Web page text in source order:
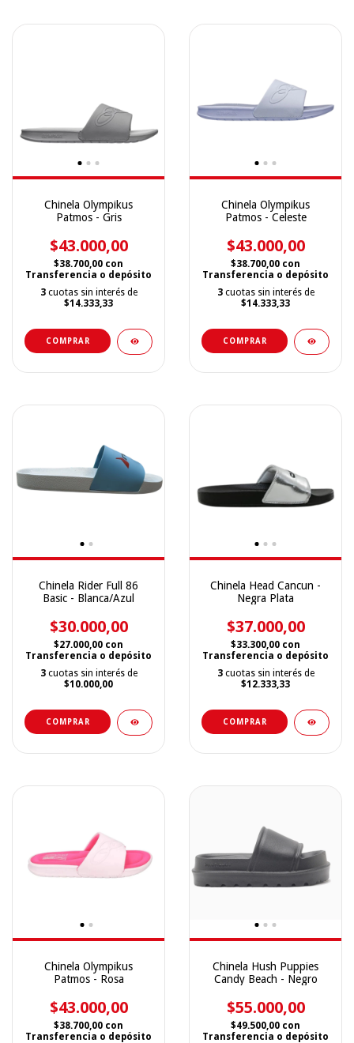
Chinela Olympikus
Patmos - Gris
$43.000,00
$38.700,00 con
Transferencia o depósito
3 cuotas sin interés de
$14.333,33
COMPRAR
Chinela Olympikus
Patmos - Celeste
$43.000,00
$38.700,00 con
Transferencia o depósito
3 cuotas sin interés de
$14.333,33
COMPRAR
Chinela Rider Full 86
Basic - Blanca/Azul
$30.000,00
$27.000,00 con
Transferencia o depósito
3 cuotas sin interés de
$10.000,00
COMPRAR
Chinela Head Cancun -
Negra Plata
$37.000,00
$33.300,00 con
Transferencia o depósito
3 cuotas sin interés de
$12.333,33
COMPRAR
Chinela Olympikus
Patmos - Rosa
$43.000,00
$38.700,00 con
Transferencia o depósito
Chinela Hush Puppies
Candy Beach - Negro
$55.000,00
$49.500,00 con
Transferencia o depósito